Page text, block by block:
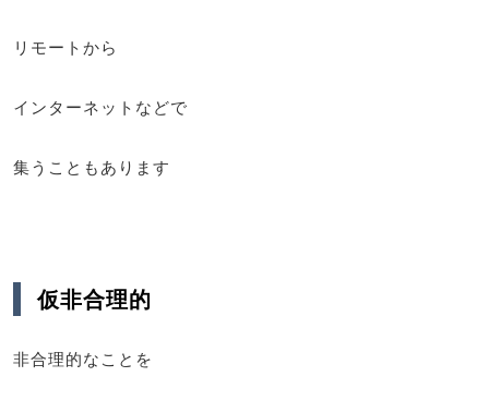
リモートから
インターネットなどで
集うこともあります
仮非合理的
非合理的なことを